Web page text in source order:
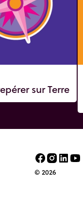
sur Terre
© 2026